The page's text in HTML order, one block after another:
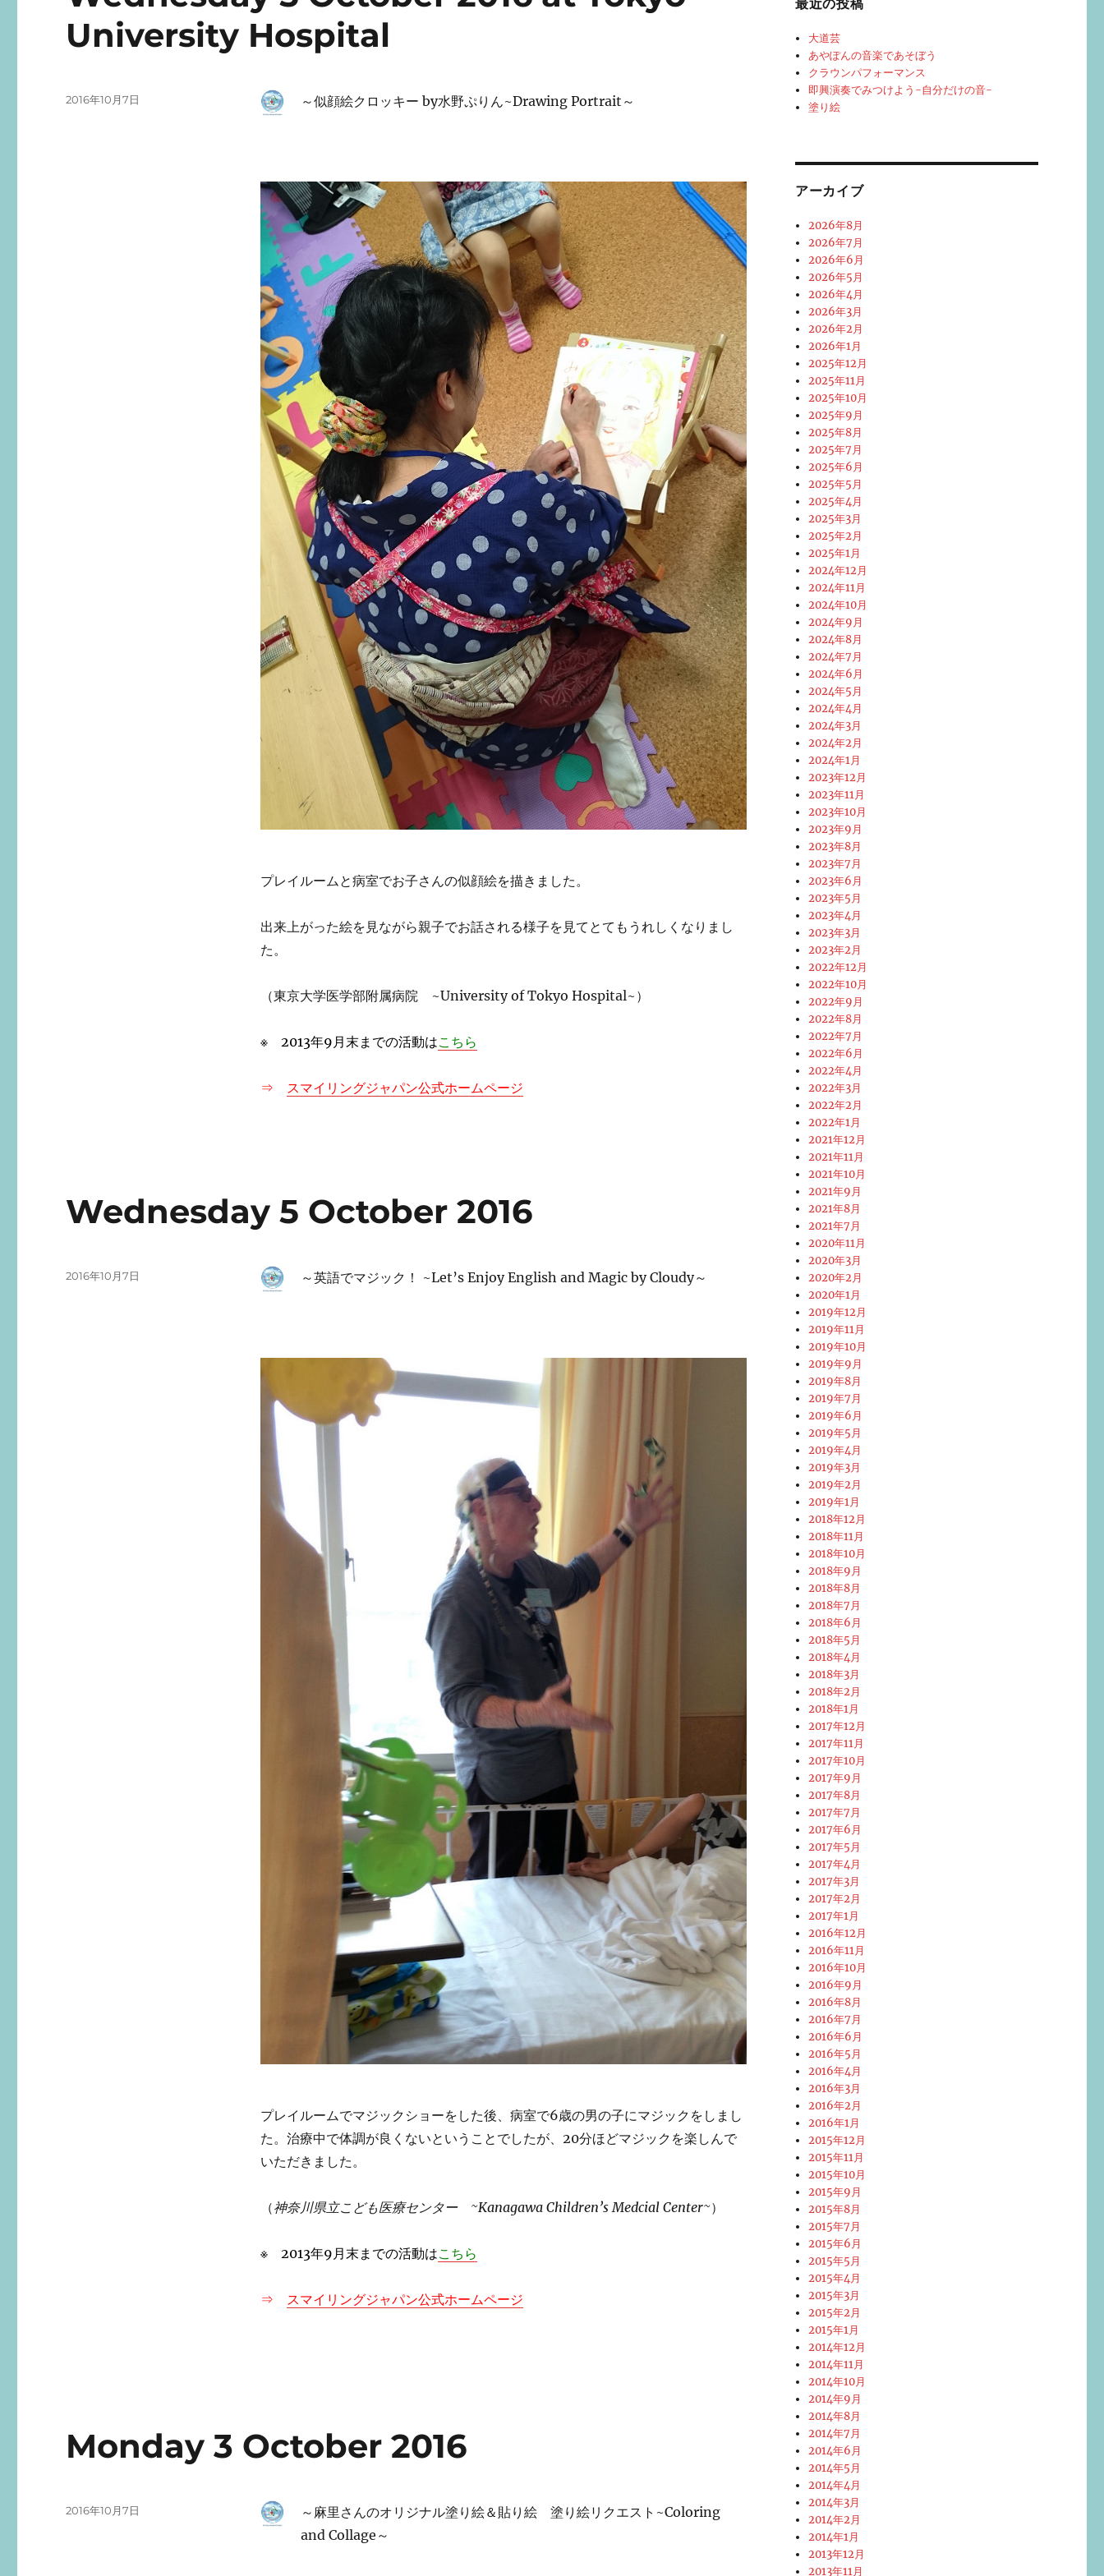
University Hospital
～似顔絵クロッキー by水野ぷりん~Drawing Portrait ～
プレイルームと病室でお子さんの似顔絵を描きました。
出来上がった絵を見ながら親子でお話される様子を見てとてもうれしくなりまし
た。
（東京大学医学部附属病院 ~University of Tokyo Hospital~）
※ 2013年9月末までの活動はこちら
⇒ スマイリングジャパン公式ホームページ
投
2016年10月7日
Wednesday 5 October 2016
～英語でマジック！ ~Let’s Enjoy English and Magic by Cloudy～
プレイルームでマジックショーをした後、病室で6歳の男の子にマジックをしまし
た。治療中で体調が良くないということでしたが、20分ほどマジックを楽しんで
いただきました。
（神奈川県立こども医療センター ~Kanagawa Children’s Medcial Center~）
※ 2013年9月末までの活動はこちら
⇒ スマイリングジャパン公式ホームページ
投
2016年10月7日
Monday 3 October 2016
～ 麻里さんのオリジナル塗り絵＆貼り絵 塗り絵リクエスト ~Coloring
and Collage ～
投
2016年10月7日
最近の投稿
大道芸
あやぽんの音楽であそぼう
クラウンパフォーマンス
即興演奏でみつけよう-自分だけの音-
塗り絵
アーカイブ
2026年8月
2026年7月
2026年6月
2026年5月
2026年4月
2026年3月
2026年2月
2026年1月
2025年12月
2025年11月
2025年10月
2025年9月
2025年8月
2025年7月
2025年6月
2025年5月
2025年4月
2025年3月
2025年2月
2025年1月
2024年12月
2024年11月
2024年10月
2024年9月
2024年8月
2024年7月
2024年6月
2024年5月
2024年4月
2024年3月
2024年2月
2024年1月
2023年12月
2023年11月
2023年10月
2023年9月
2023年8月
2023年7月
2023年6月
2023年5月
2023年4月
2023年3月
2023年2月
2022年12月
2022年10月
2022年9月
2022年8月
2022年7月
2022年6月
2022年4月
2022年3月
2022年2月
2022年1月
2021年12月
2021年11月
2021年10月
2021年9月
2021年8月
2021年7月
2020年11月
2020年3月
2020年2月
2020年1月
2019年12月
2019年11月
2019年10月
2019年9月
2019年8月
2019年7月
2019年6月
2019年5月
2019年4月
2019年3月
2019年2月
2019年1月
2018年12月
2018年11月
2018年10月
2018年9月
2018年8月
2018年7月
2018年6月
2018年5月
2018年4月
2018年3月
2018年2月
2018年1月
2017年12月
2017年11月
2017年10月
2017年9月
2017年8月
2017年7月
2017年6月
2017年5月
2017年4月
2017年3月
2017年2月
2017年1月
2016年12月
2016年11月
2016年10月
2016年9月
2016年8月
2016年7月
2016年6月
2016年5月
2016年4月
2016年3月
2016年2月
2016年1月
2015年12月
2015年11月
2015年10月
2015年9月
2015年8月
2015年7月
2015年6月
2015年5月
2015年4月
2015年3月
2015年2月
2015年1月
2014年12月
2014年11月
2014年10月
2014年9月
2014年8月
2014年7月
2014年6月
2014年5月
2014年4月
2014年3月
2014年2月
2014年1月
2013年12月
2013年11月